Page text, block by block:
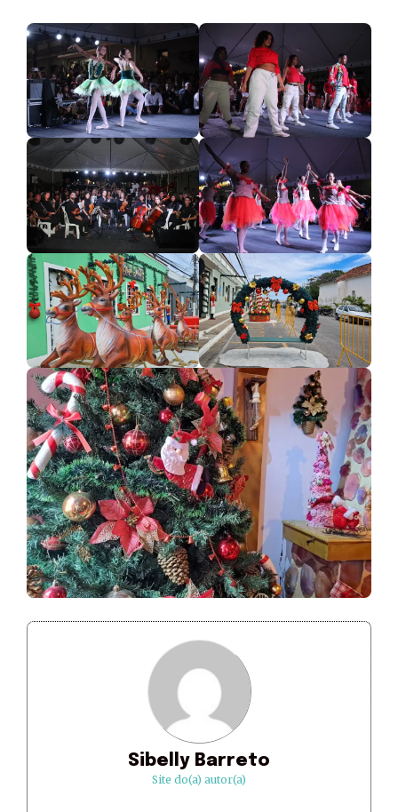
Sibelly Barreto
Site do(a) autor(a)